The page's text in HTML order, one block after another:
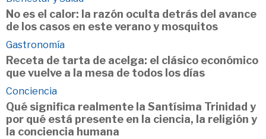
No es el calor: la razón oculta detrás del avance
de los casos en este verano y mosquitos
Gastronomía
Receta de tarta de acelga: el clásico económico
que vuelve a la mesa de todos los días
Conciencia
Qué significa realmente la Santísima Trinidad y
por qué está presente en la ciencia, la religión y
la conciencia humana